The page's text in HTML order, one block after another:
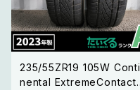
235/55ZR19 105W Conti
nental ExtremeContact